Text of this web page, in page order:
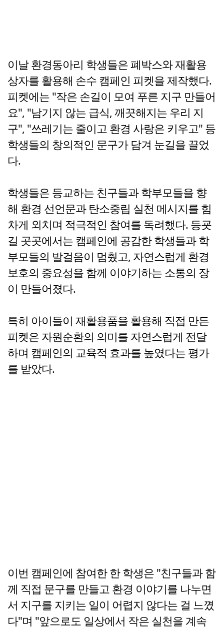
이날 환경동아리 학생들은 폐박스와 재활용
상자를 활용해 손수 캠페인 피켓을 제작했다.
피켓에는 "작은 손길이 모여 푸른 지구 만들어
요", "남기지 않는 급식, 깨끗해지는 우리 지
구", "쓰레기는 줄이고 환경 사랑은 키우고" 등
학생들의 창의적인 문구가 담겨 눈길을 끌었
다.
학생들은 등교하는 친구들과 학부모들을 향
해 환경 선언문과 탄소중립 실천 메시지를 힘
차게 외치며 적극적인 참여를 독려했다. 등굣
길 곳곳에서는 캠페인에 공감한 학생들과 학
부모들의 발걸음이 멈췄고, 자연스럽게 환경
보호의 중요성을 함께 이야기하는 소통의 장
이 만들어졌다.
특히 아이들이 재활용품을 활용해 직접 만든
피켓은 자원순환의 의미를 자연스럽게 전달
하며 캠페인의 교육적 효과를 높였다는 평가
를 받았다.
이번 캠페인에 참여한 한 학생은 "친구들과 함
께 직접 문구를 만들고 환경 이야기를 나누면
서 지구를 지키는 일이 어렵지 않다는 걸 느꼈
다"며 "앞으로도 일상에서 작은 실천을 계속